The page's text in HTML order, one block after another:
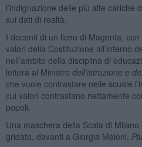
l’indignazione delle più alte cariche
sui dati di realtà.
I docenti di un liceo di Magenta,
valori della Costituzione all’interno
nell’ambito della disciplina di
lettera al Ministro dell’istruzione e
che vuole contrastare nelle scuole
cui valori contrastano nettamente
popoli.
Una maschera della Scala di
gridato, davanti a Giorgia Meloni,